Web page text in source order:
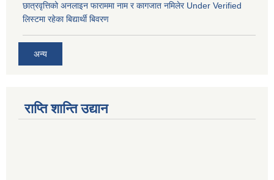
छात्रवृत्तिको अनलाइन फाराममा नाम र कागजात नमिलेर Under Verified
लिस्टमा रहेका बिद्यार्थी बिवरण
अन्य
राप्ति शान्ति उद्यान